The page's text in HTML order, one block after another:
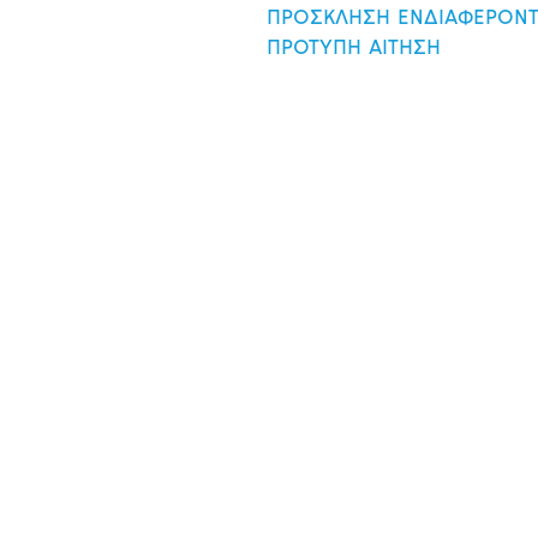
ΠΡΟΣΚΛΗΣΗ
ΠΡΟΤΥΠΗ ΑΙΤΗΣΗ